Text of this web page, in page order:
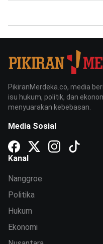
PikiranMerdeka.co, media
isu hukum, politik, dan
menyuarakan kebebasan.
Media Sosial
Kanal
Nanggroe
Politika
Hukum
Ekonomi